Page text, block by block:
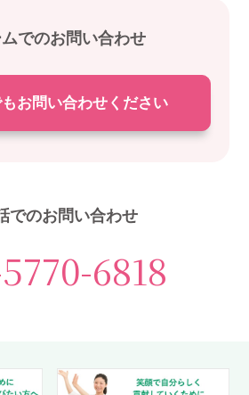
でのお問い合わせ
お問い合わせください
でのお問い合わせ
6818